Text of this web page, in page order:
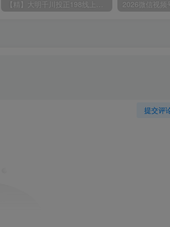
【精】大明千川投正198线上课，短视频投放实战，从入门到精准放量
提交评